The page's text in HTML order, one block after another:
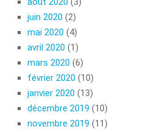
juin 2020 (2)
mai 2020 (4)
avril 2020 (1)
mars 2020 (6)
février 2020 (10)
janvier 2020 (13)
décembre 2019 (10)
novembre 2019 (11)